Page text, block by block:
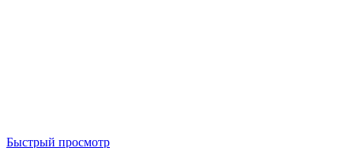
Быстрый просмотр